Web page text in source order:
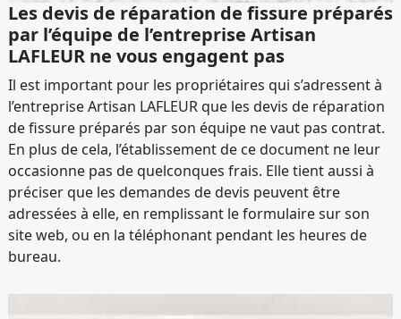
Les devis de réparation de fissure préparés
par l’équipe de l’entreprise Artisan
LAFLEUR ne vous engagent pas
Il est important pour les propriétaires qui s’adressent à
l’entreprise Artisan LAFLEUR que les devis de réparation
de fissure préparés par son équipe ne vaut pas contrat.
En plus de cela, l’établissement de ce document ne leur
occasionne pas de quelconques frais. Elle tient aussi à
préciser que les demandes de devis peuvent être
adressées à elle, en remplissant le formulaire sur son
site web, ou en la téléphonant pendant les heures de
bureau.